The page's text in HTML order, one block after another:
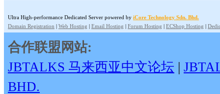
Ultra High-performance Dedicated Server powered by iCore Technology Sdn. Bhd.
Domain Registration | Web Hosting | Email Hosting | Forum Hosting | ECShop Hosting |
合作联盟网站:
JBTALKS 马来西亚中文论坛 |
BHD.